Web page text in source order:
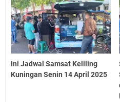
Ini Jadwal Samsat Keliling
Kuningan Senin 14 April 2025